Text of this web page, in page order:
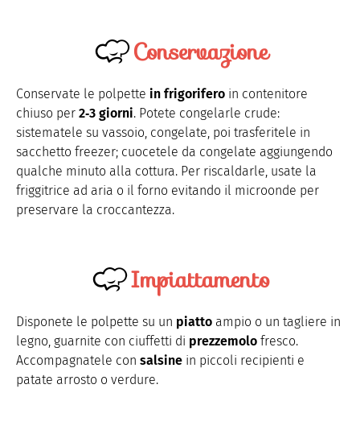
Conservazione
Conservate le polpette in frigorifero in contenitore
chiuso per 2‑3 giorni. Potete congelarle crude:
sistematele su vassoio, congelate, poi trasferitele in
sacchetto freezer; cuocetele da congelate aggiungendo
qualche minuto alla cottura. Per riscaldarle, usate la
friggitrice ad aria o il forno evitando il microonde per
preservare la croccantezza.
Impiattamento
Disponete le polpette su un piatto ampio o un tagliere in
legno, guarnite con ciuffetti di prezzemolo fresco.
Accompagnatele con salsine in piccoli recipienti e
patate arrosto o verdure.